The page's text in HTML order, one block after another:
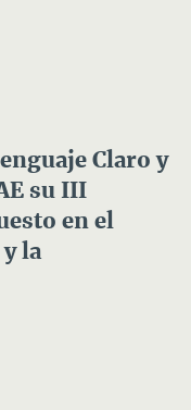
Claro y
su III
en el
la